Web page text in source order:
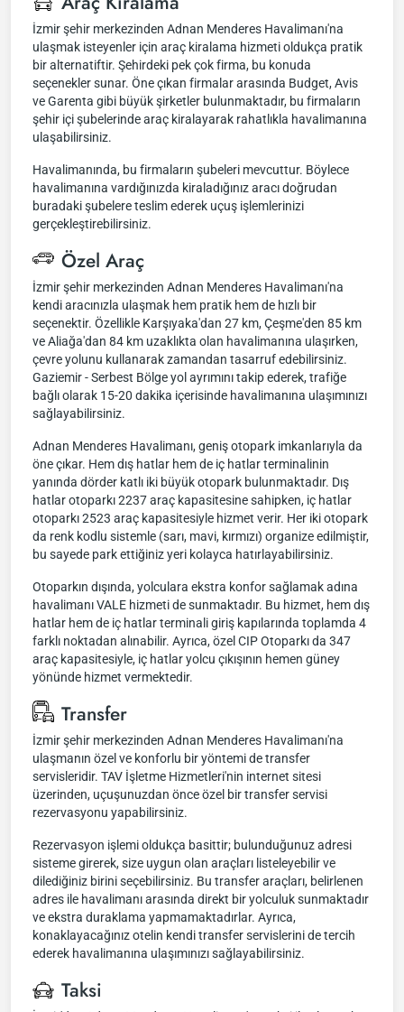
İzmir şehir merkezinden Adnan Menderes Havalimanı'na
ulaşmak isteyenler için araç kiralama hizmeti oldukça pratik
bir alternatiftir. Şehirdeki pek çok firma, bu konuda
seçenekler sunar. Öne çıkan firmalar arasında Budget, Avis
ve Garenta gibi büyük şirketler bulunmaktadır, bu firmaların
şehir içi şubelerinde araç kiralayarak rahatlıkla havalimanına
ulaşabilirsiniz.
Havalimanında, bu firmaların şubeleri mevcuttur. Böylece
havalimanına vardığınızda kiraladığınız aracı doğrudan
buradaki şubelere teslim ederek uçuş işlemlerinizi
gerçekleştirebilirsiniz.
Özel Araç
İzmir şehir merkezinden Adnan Menderes Havalimanı'na
kendi aracınızla ulaşmak hem pratik hem de hızlı bir
seçenektir. Özellikle Karşıyaka'dan 27 km, Çeşme'den 85 km
ve Aliağa'dan 84 km uzaklıkta olan havalimanına ulaşırken,
çevre yolunu kullanarak zamandan tasarruf edebilirsiniz.
Gaziemir - Serbest Bölge yol ayrımını takip ederek, trafiğe
bağlı olarak 15-20 dakika içerisinde havalimanına ulaşımınızı
sağlayabilirsiniz.
Adnan Menderes Havalimanı, geniş otopark imkanlarıyla da
öne çıkar. Hem dış hatlar hem de iç hatlar terminalinin
yanında dörder katlı iki büyük otopark bulunmaktadır. Dış
hatlar otoparkı 2237 araç kapasitesine sahipken, iç hatlar
otoparkı 2523 araç kapasitesiyle hizmet verir. Her iki otopark
da renk kodlu sistemle (sarı, mavi, kırmızı) organize edilmiştir,
bu sayede park ettiğiniz yeri kolayca hatırlayabilirsiniz.
Otoparkın dışında, yolculara ekstra konfor sağlamak adına
havalimanı VALE hizmeti de sunmaktadır. Bu hizmet, hem dış
hatlar hem de iç hatlar terminali giriş kapılarında toplamda 4
farklı noktadan alınabilir. Ayrıca, özel CIP Otoparkı da 347
araç kapasitesiyle, iç hatlar yolcu çıkışının hemen güney
yönünde hizmet vermektedir.
Transfer
İzmir şehir merkezinden Adnan Menderes Havalimanı'na
ulaşmanın özel ve konforlu bir yöntemi de transfer
servisleridir. TAV İşletme Hizmetleri'nin internet sitesi
üzerinden, uçuşunuzdan önce özel bir transfer servisi
rezervasyonu yapabilirsiniz.
Rezervasyon işlemi oldukça basittir; bulunduğunuz adresi
sisteme girerek, size uygun olan araçları listeleyebilir ve
dilediğiniz birini seçebilirsiniz. Bu transfer araçları, belirlenen
adres ile havalimanı arasında direkt bir yolculuk sunmaktadır
ve ekstra duraklama yapmamaktadırlar. Ayrıca,
konaklayacağınız otelin kendi transfer servislerini de tercih
ederek havalimanına ulaşımınızı sağlayabilirsiniz.
Taksi